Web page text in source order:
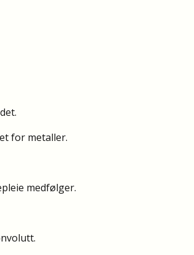
for metaller.
medfølger.